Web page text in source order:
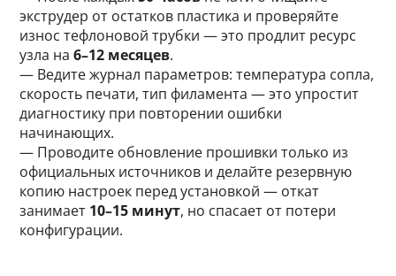
экструдер от остатков пластика и проверяйте
износ тефлоновой трубки — это продлит ресурс
узла на6–12 месяцев.
— Ведите журнал параметров: температура сопла,
скорость печати, тип филамента — это упростит
диагностику при повторении ошибки
начинающих.
— Проводите обновление прошивки только из
официальных источников и делайте резервную
копию настроек перед установкой — откат
занимает 10–15 минут, но спасает от потери
конфигурации.